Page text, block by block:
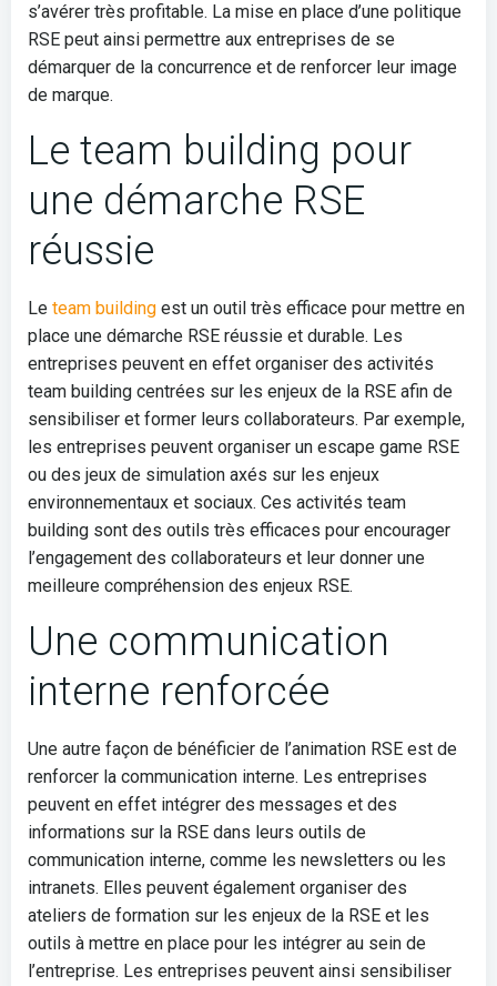
s’avérer très profitable. La mise en place d’une politique
RSE peut ainsi permettre aux entreprises de se
démarquer de la concurrence et de renforcer leur image
de marque.
Le team building pour
une démarche RSE
réussie
Le team building est un outil très efficace pour mettre en
place une démarche RSE réussie et durable. Les
entreprises peuvent en effet organiser des activités
team building centrées sur les enjeux de la RSE afin de
sensibiliser et former leurs collaborateurs. Par exemple,
les entreprises peuvent organiser un escape game RSE
ou des jeux de simulation axés sur les enjeux
environnementaux et sociaux. Ces activités team
building sont des outils très efficaces pour encourager
l’engagement des collaborateurs et leur donner une
meilleure compréhension des enjeux RSE.
Une communication
interne renforcée
Une autre façon de bénéficier de l’animation RSE est de
renforcer la communication interne. Les entreprises
peuvent en effet intégrer des messages et des
informations sur la RSE dans leurs outils de
communication interne, comme les newsletters ou les
intranets. Elles peuvent également organiser des
ateliers de formation sur les enjeux de la RSE et les
outils à mettre en place pour les intégrer au sein de
l’entreprise. Les entreprises peuvent ainsi sensibiliser